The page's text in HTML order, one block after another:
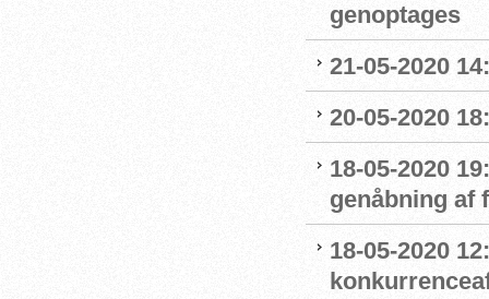
genoptages
21-05-2020
20-05-2020
18-05-2020
genåbning af
18-05-2020